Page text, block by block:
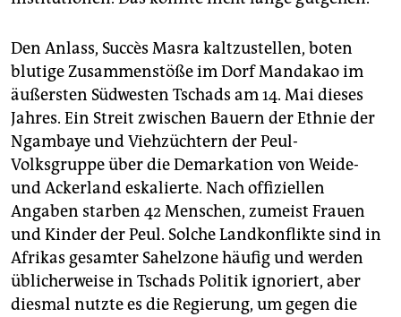
Den Anlass, Succès Masra kaltzustellen, boten
blutige Zusammenstöße im Dorf Mandakao im
äußersten Südwesten Tschads am 14. Mai dieses
Jahres. Ein Streit zwischen Bauern der Ethnie der
Ngambaye und Viehzüchtern der Peul-
Volksgruppe über die Demarkation von Weide-
und Ackerland eskalierte. Nach offiziellen
Angaben starben 42 Menschen, zumeist Frauen
und Kinder der Peul. Solche Landkonflikte sind in
Afrikas gesamter Sahelzone häufig und werden
üblicherweise in Tschads Politik ignoriert, aber
diesmal nutzte es die Regierung, um gegen die